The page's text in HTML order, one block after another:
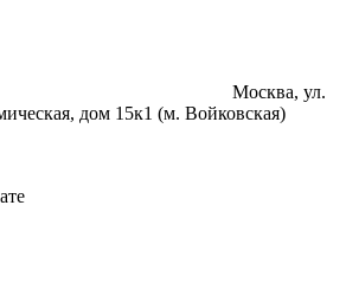
Москва, ул.
дом 15к1 (м. Войковская)